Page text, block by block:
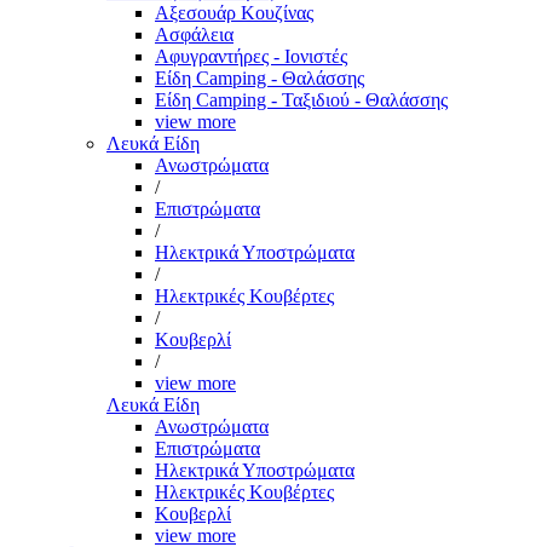
Αξεσουάρ Κουζίνας
Ασφάλεια
Αφυγραντήρες - Ιονιστές
Είδη Camping - Θαλάσσης
Είδη Camping - Ταξιδιού - Θαλάσσης
view more
Λευκά Είδη
Ανωστρώματα
/
Επιστρώματα
/
Ηλεκτρικά Υποστρώματα
/
Ηλεκτρικές Κουβέρτες
/
Κουβερλί
/
view more
Λευκά Είδη
Ανωστρώματα
Επιστρώματα
Ηλεκτρικά Υποστρώματα
Ηλεκτρικές Κουβέρτες
Κουβερλί
view more